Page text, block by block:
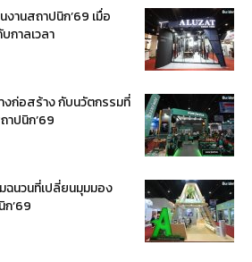
านสถาปนิก’69 เมื่อ
กาลเวลา
งก่อสร้าง กับนวัตกรรมที่
าปนิก’69
ฉนวนที่เปลี่ยนมุมมอง
’69